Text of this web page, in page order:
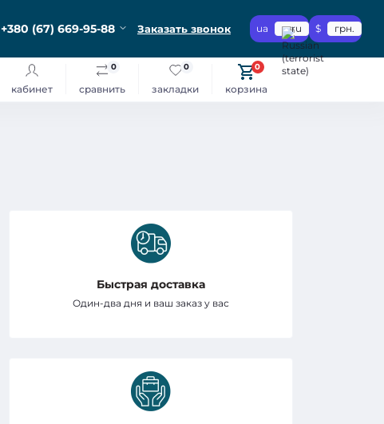
+380 (67) 669-95-88 Заказать звонок ua ru $ грн.
кабинет сравнить
0
закладки
0
корзина
0
Быстрая доставка
Один-два дня и ваш заказ у вас